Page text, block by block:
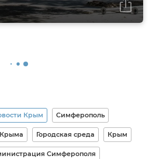
Крым Симферополь
Городская среда Крым
Симферополя